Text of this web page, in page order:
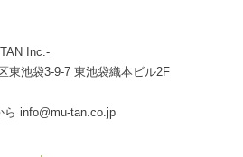
Inc.-
東池袋3-9-7 東池袋織本ビル2F
らinfo@mu-tan.co.jp